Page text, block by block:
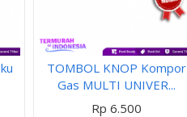
TOMBOL KNOP Kompor
Gas MULTI UNIVER...
Rp 6.500